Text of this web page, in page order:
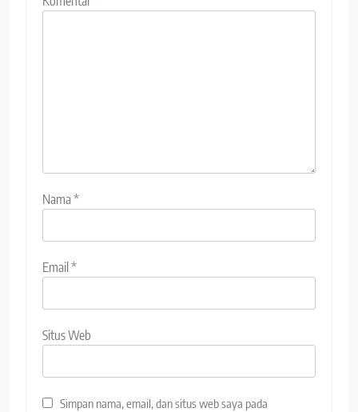
Nama*
Email *
Situs Web
Simpan nama, email, dan situs web saya pada